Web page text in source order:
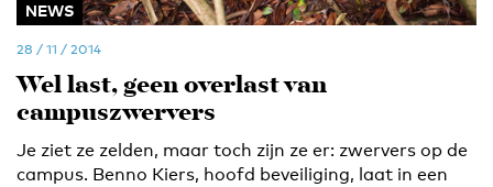
NEWS
28 / 11 / 2014
Wel last, geen overlast van
campuszwervers
Je ziet ze zelden, maar toch zijn ze er: zwervers op de
campus. Benno Kiers, hoofd beveiliging, laat in een